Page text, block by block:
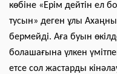
көбіне «Ерім дейтін ел
тусын» деген ұлы
бермейді. Аға буын
болашағына үлкен
етсе сол жастарды